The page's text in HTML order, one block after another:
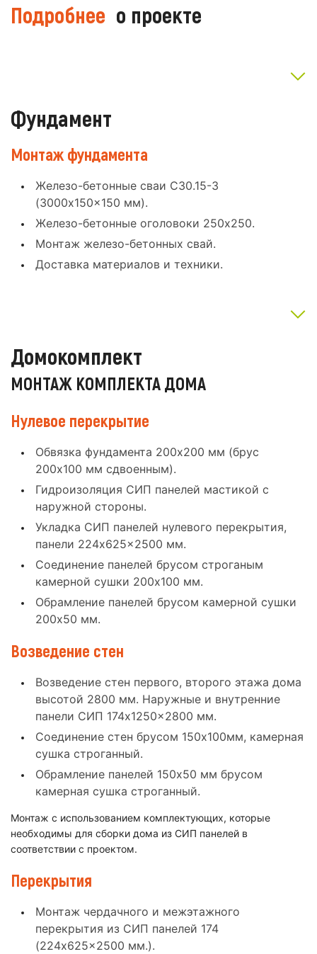
Подробнее о проекте
Фундамент
Монтаж фундамента
Железо-бетонные сваи С30.15-3
(3000x150x150 мм).
Железо-бетонные оголовоки 250x250.
Монтаж железо-бетонных свай.
Доставка материалов и техники.
Домокомплект
МОНТАЖ КОМПЛЕКТА ДОМА
Нулевое перекрытие
Обвязка фундамента 200x200 мм (брус
200x100 мм сдвоенным).
Гидроизоляция СИП панелей мастикой с
наружной стороны.
Укладка СИП панелей нулевого перекрытия,
панели 224x625x2500 мм.
Соединение панелей брусом строганым
камерной сушки 200x100 мм.
Обрамление панелей брусом камерной сушки
200x50 мм.
Возведение стен
Возведение стен первого, второго этажа дома
высотой 2800 мм. Наружные и внутренние
панели СИП 174x1250x2800 мм.
Соединение стен брусом 150x100мм, камерная
сушка строганный.
Обрамление панелей 150x50 мм брусом
камерная сушка строганный.
Монтаж с использованием комплектующих, которые
необходимы для сборки дома из СИП панелей в
соответствии с проектом.
Перекрытия
Монтаж чердачного и межэтажного
перекрытия из СИП панелей 174
(224x625x2500 мм.).